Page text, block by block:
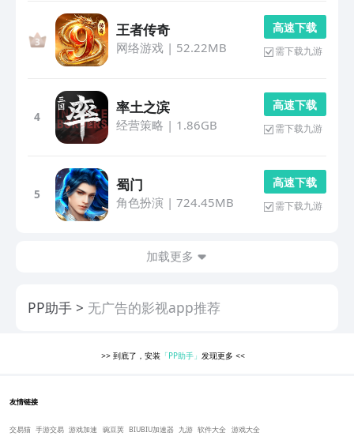
王者传奇
网络游戏| 52.22MB
高 速 下 载
需下载九游
4
率土之滨
经营策略 | 1.86GB
高 速 下 载
需下载九游
5
蜀门
角色扮演 | 724.45MB
高 速 下 载
需下载九游
加载更多
PP助手 无广告的影视app推荐
>> 到底了，安装 「PP助手」发现更多<<
友情链接
交易猫 手游交易 游戏加速 豌豆荚 BIUBIU加速器 九游 软件大全 游戏大全